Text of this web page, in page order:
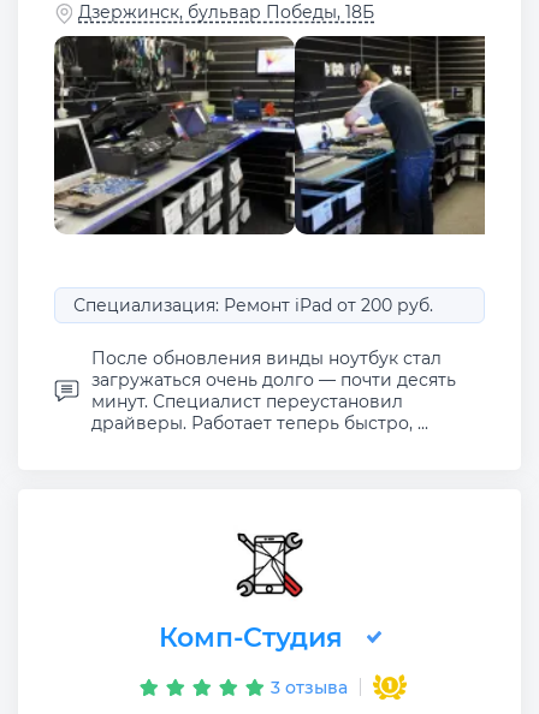
Дзержинск, бульвар Победы, 18Б
Специализация: Ремонт iPad от 200 руб.
После обновления винды ноутбук стал
загружаться очень долго — почти десять
минут. Специалист переустановил
драйверы. Работает теперь быстро, ...
Комп-Студия
3 отзыва